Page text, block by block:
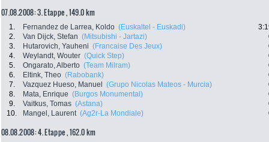
07.08.2008: 3. Etappe , 149.0 km
1. Fernandez de Larrea, Koldo (Euskaltel - Euskadi)
2.
Van Dijck, Stefan (Mitsubishi - Jartazi)
3.
Hutarovich, Yauheni (Francaise Des Jeux)
4.
Weylandt, Wouter (Quick Step)
5.
Ongarato, Alberto (Team Milram)
6.
Eltink, Theo (Rabobank)
7.
Vazquez Hueso, Manuel (Grupo Nicolas Mateos - Murcia)
8.
Mata, Enrique (Burgos Monumental)
9.
Vaitkus, Tomas (Astana)
10.
Mangel, Laurent (Ag2r-La Mondiale)
08.08.2008: 4. Etappe , 162.0 km